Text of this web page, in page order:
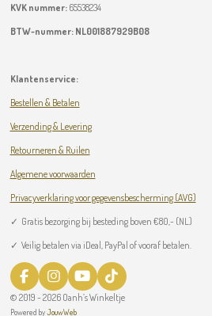
KVK nummer: 65538234
BTW-nummer: NL001887929B08
Klantenservice:
Bestellen & Betalen
Verzending & Levering
Retourneren & Ruilen
Algemene voorwaarden
Privacyverklaring voor gegevensbescherming (AVG)
✓ Gratis bezorging bij besteding boven €80,- (NL)
✓ Veilig betalen via iDeal, PayPal of vooraf betalen.
F
a
I
n
Y
o
T
i
© 2019 - 2026 Oanh’s Winkeltje
Powered byJouwWeb